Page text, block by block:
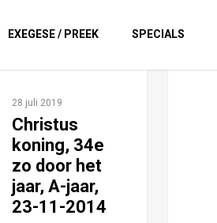
EXEGESE / PREEK SPECIALS
28 juli 2019
Christus
koning, 34e
zo door het
jaar, A-jaar,
23-11-2014